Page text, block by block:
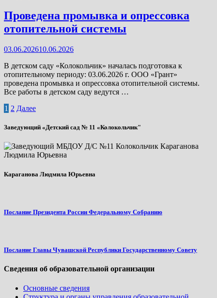
Проведена промывка и опрессовка
отопительной системы
03.06.202610.06.2026
В детском саду «Колокольчик» началась подготовка к
отопительному периоду: 03.06.2026 г. ООО «Грант»
проведена промывка и опрессовка отопительной системы.
Все работы в детском саду ведутся …
Пагинация
записей
1 2 Далее
Заведующий «Детский сад № 11 «Колокольчик"
Караганова Людмила Юрьевна
Послание Президента России Федеральному Собранию
Послание Главы Чувашской Республики Государственному Совету
Сведения об образовательной организации
Основные сведения